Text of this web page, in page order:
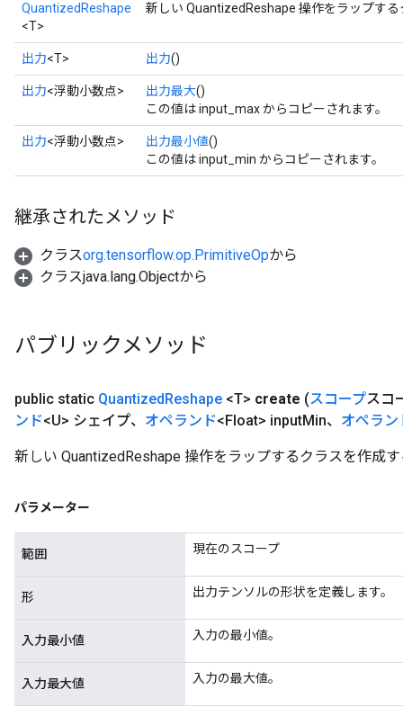
QuantizedReshape
<T>
新しい QuantizedReshape 操作をラップす
出力<T> 出力()
出力<浮動小数点> 出力最大()
この値は input_max からコピーされます。
出力<浮動小数点> 出力最小値()
この値は input_min からコピーされます。
継承されたメソッド
クラスorg.tensorflow.op.PrimitiveOpから
クラスjava.lang.Objectから
パブリックメソッド
public static QuantizedReshape <T> create (スコープスコ
ンド<U> シェイプ、 オペランド<Float> inputMin、 オペラン
新しい QuantizedReshape 操作をラップするクラスを作成
パラメーター
範囲 現在のスコープ
形 出力テンソルの形状を定義します。
入力最小値 入力の最小値。
入力最大値 入力の最大値。